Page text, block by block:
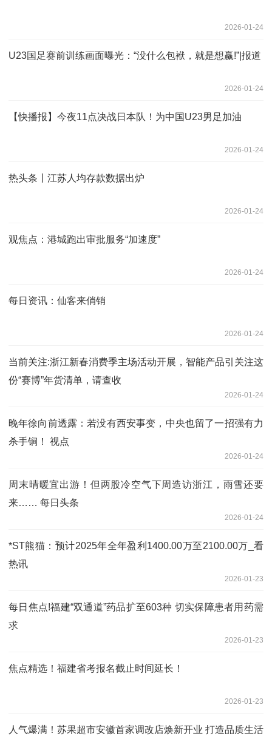
2026-01-24
U23国足赛前训练画面曝光：“没什么包袱，就是想赢!”|报道
2026-01-24
【快播报】今夜11点决战日本队！为中国U23男足加油
2026-01-24
热头条丨江苏人均存款数据出炉
2026-01-24
观焦点：港城跑出审批服务“加速度”
2026-01-24
每日资讯：仙客来俏销
2026-01-24
当前关注:浙江新春消费季主场活动开展，智能产品引关注这
份“赛博”年货清单，请查收
2026-01-24
晚年徐向前透露：若没有西安事变，中央也留了一招强有力
杀手锏！ 视点
2026-01-24
周末晴暖宜出游！但两股冷空气下周造访浙江，雨雪还要
来…… 每日头条
2026-01-24
*ST熊猫：预计2025年全年盈利1400.00万至2100.00万_看
热讯
2026-01-23
每日焦点!福建“双通道”药品扩至603种 切实保障患者用药需
求
2026-01-23
焦点精选！福建省考报名截止时间延长！
2026-01-23
人气爆满！苏果超市安徽首家调改店焕新开业 打造品质生活